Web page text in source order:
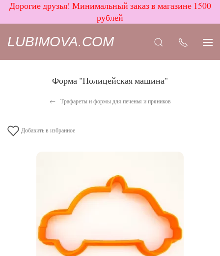
Дорогие друзья! Минимальный заказ в магазине 1500
рублей
LUBIMOVA.COM
Форма "Полицейская машина"
Трафареты и формы для печенья и пряников
Добавить в избранное